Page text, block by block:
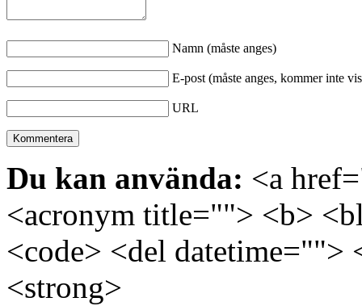
Namn (måste anges)
E-post (måste anges, kommer inte
URL
Du kan använda: <a
<acronym title=""> <b>
<code> <del
<strong>